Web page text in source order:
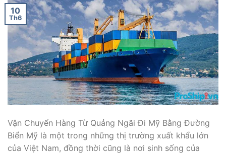
10
Th6
Vận Chuyển Hàng Từ Quảng Ngãi Đi Mỹ Bằng Đường
Biển Mỹ là một trong những thị trường xuất khẩu lớn
của Việt Nam, đồng thời cũng là nơi sinh sống của